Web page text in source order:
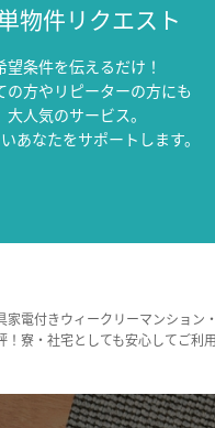
物件リクエスト
望条件を伝えるだけ！
の方やリピーターの方にも
大人気のサービス。
あなたをサポートします。
家電付きウィークリーマンション
！寮・社宅としても安心してご利